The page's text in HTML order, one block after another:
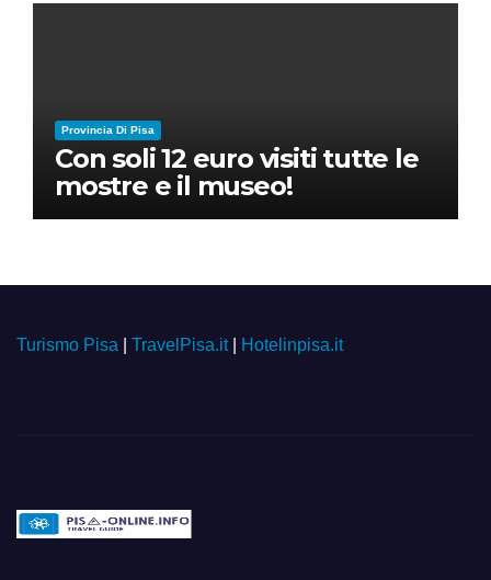
Provincia Di Pisa
Con soli 12 euro visiti tutte le
mostre e il museo!
Turismo Pisa TravelPisa.it| Hotelinpisa.it